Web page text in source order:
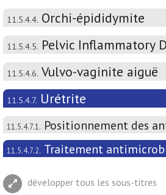
11.5.4.4. Orchi-épididymite
11.5.4.5. Pelvic Inflammatory
11.5.4.6. Vulvo-vaginite aiguë
11.5.4.7. Urétrite
11.5.4.7.1. Positionnement des
11.5.4.7.2. Traitement
développer tous les sous-titres